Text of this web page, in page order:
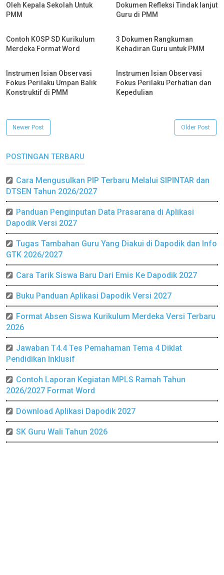
Oleh Kepala Sekolah Untuk
PMM
Dokumen Refleksi Tindak lanjut
Guru di PMM
Contoh KOSP SD Kurikulum
Merdeka Format Word
3 Dokumen Rangkuman
Kehadiran Guru untuk PMM
Instrumen Isian Observasi
Fokus Perilaku Umpan Balik
Konstruktif di PMM
Instrumen Isian Observasi
Fokus Perilaku Perhatian dan
Kepedulian
Newer Post Older Post
POSTINGAN TERBARU
Cara Mengusulkan PIP Terbaru Melalui SIPINTAR dan
DTSEN Tahun 2026/2027
Panduan Penginputan Data Prasarana di Aplikasi
Dapodik Versi 2027
Tugas Tambahan Guru Yang Diakui di Dapodik dan Info
GTK 2026/2027
Cara Tarik Siswa Baru Dari Emis Ke Dapodik 2027
Buku Panduan Aplikasi Dapodik Versi 2027
Format Absen Siswa Kurikulum Merdeka Versi Terbaru
2026
Jawaban T4.4 Tes Pemahaman Tema 4 Diklat
Pendidikan Inklusif
Contoh Laporan Kegiatan MPLS Ramah Tahun
2026/2027 Format Word
Download Aplikasi Dapodik 2027
SK Guru Wali Tahun 2026